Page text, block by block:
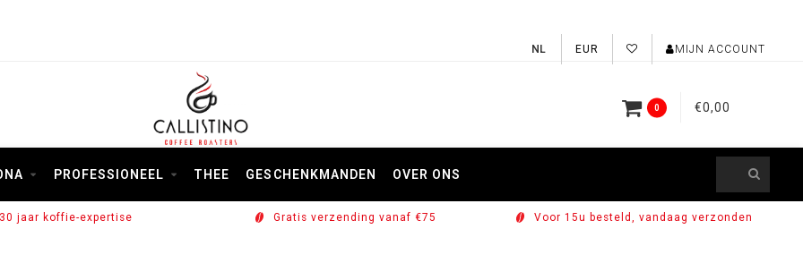
EUR MIJN ACCOUNT
0 €0,00
PROFESSIONEEL THEE GESCHENKMANDEN OVER ONS
jaar koffie-expertise Gratis verzending vanaf €75 Voor 15u besteld, vandaag verzonden